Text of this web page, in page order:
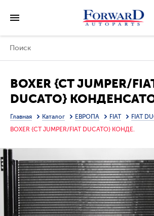
BOXER {CT JUMPER/
DUCATO}
КОНДИЦ (см.каталог)
Главная Каталог ЕВРОПА FIAT
FIAT
BOXER {CT JUMPER/FIAT DUCATO} КОНДЕ.